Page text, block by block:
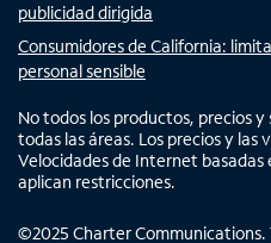
publicidad dirigida
Consumidores de California:
personal sensible
No todos los productos, precios
todas las áreas. Los precios y las
Velocidades de Internet basadas
aplican restricciones.
©2025 Charter Communications.